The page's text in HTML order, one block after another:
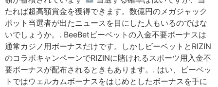
たれば超高額賞金を獲得できます。数億円のメガジャック
ポット当選者が出たニュースを目にした人もいるのではな
いでしょうか。. BeeBetビーベットの入金不要ボーナスは
通常カジノ用ボーナスだけです。しかしビーベットとRIZIN
のコラボキャンペーンでRIZINに賭けれるスポーツ用入金不
要ボーナスが配布されるときもあります。. はい、ビーベッ
トではウェルカムボーナスをはじめとしたボーナスを手に